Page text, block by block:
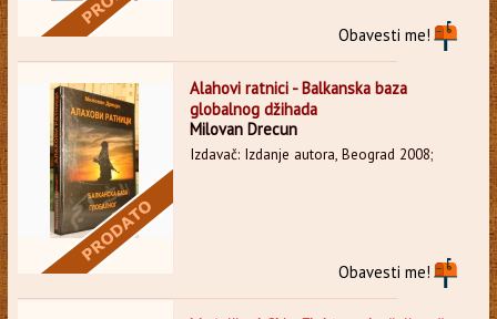
Obavesti me!
Alahovi ratnici - Balkanska baza
globalnog džihada
Milovan Drecun
Izdavač: Izdanje autora, Beograd 2008;
Obavesti me!